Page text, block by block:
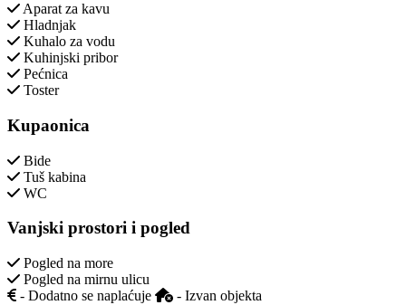
Aparat za kavu
Hladnjak
Kuhalo za vodu
Kuhinjski pribor
Pećnica
Toster
Kupaonica
Bide
Tuš kabina
WC
Vanjski prostori i pogled
Pogled na more
Pogled na mirnu ulicu
- Dodatno se naplaćuje
- Izvan objekta